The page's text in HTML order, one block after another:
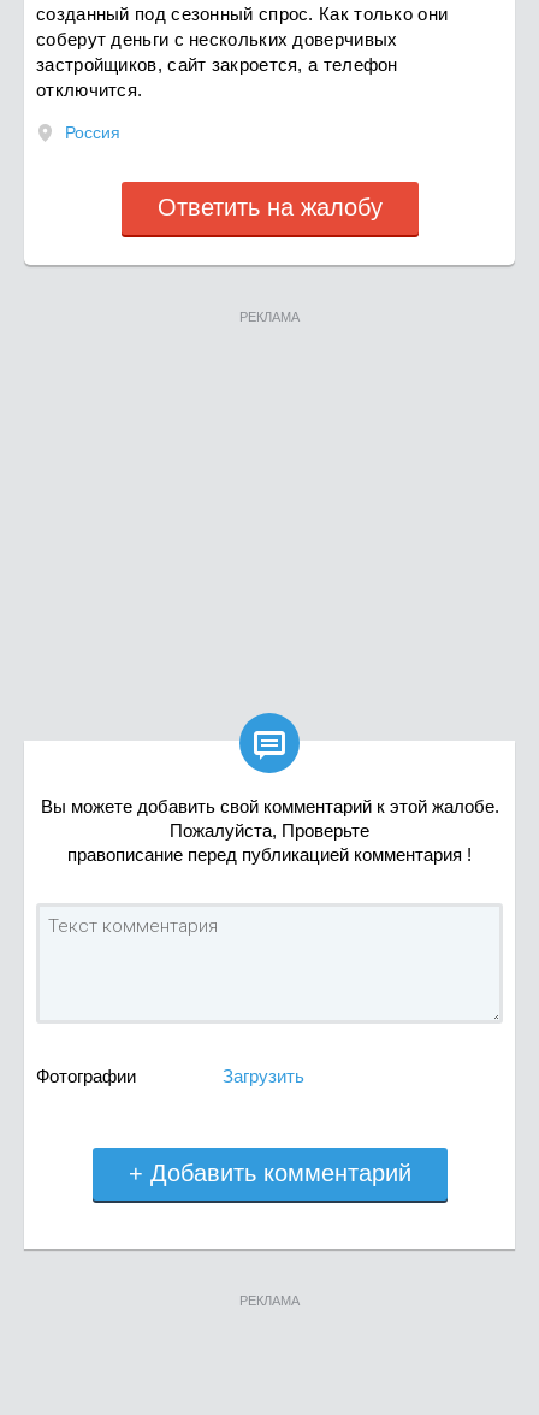
созданный под сезонный спрос. Как только они
соберут деньги с нескольких доверчивых
застройщиков, сайт закроется, а телефон
отключится.
Россия
Ответить на жалобу
РЕКЛАМА

Вы можете добавить свой комментарий к этой жалобе.
Пожалуйста, Проверьте
правописание перед публикацией комментария !
Фотографии Загрузить
+ Добавить комментарий
РЕКЛАМА